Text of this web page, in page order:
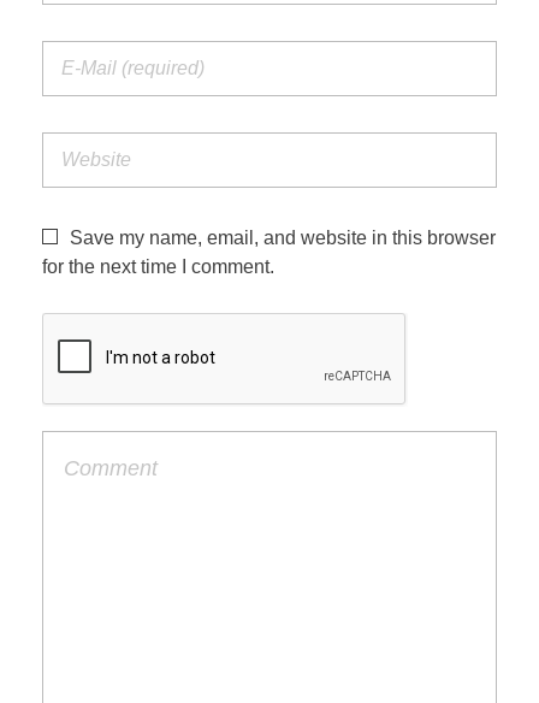
Save my name, email, and website in this browser
for the next time I comment.